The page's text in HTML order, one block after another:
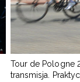
Tour de Pologne
transmisja.